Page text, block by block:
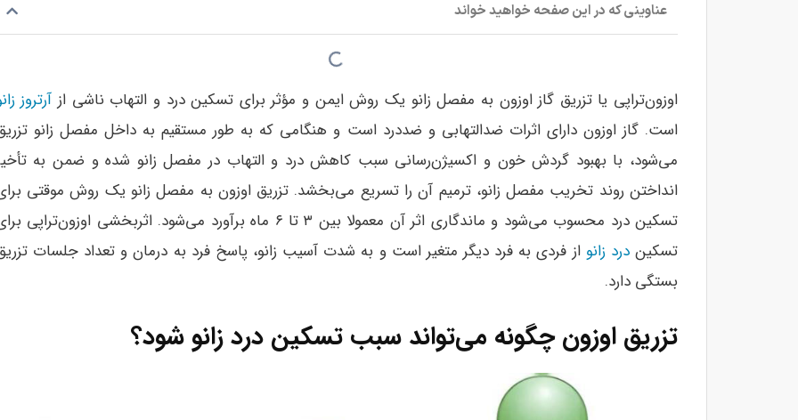
عناوینی که در این صفحه خواهید خواند
اوزون‌تراپی یا تزریق گاز اوزون به مفصل زانو یک روش ایمن و مؤثر برای تسکین درد و التهاب ناشی از آرتروز
است. گاز اوزون دارای اثرات ضدالتهابی و ضددرد است و هنگامی که به طور مستقیم به داخل مفصل زانو
می‌شود، با بهبود گردش خون و اکسیژن‌رسانی سبب کاهش درد و التهاب در مفصل زانو شده و ضمن به
انداختن روند تخریب مفصل زانو، ترمیم آن را تسریع می‌بخشد. تزریق اوزون به مفصل زانو یک روش موقتی
تسکین درد محسوب می‌شود و ماندگاری اثر آن معمولا بین ۳ تا ۶ ماه برآورد می‌شود. اثربخشی اوزون‌تراپی
تسکیندرد زانو از فردی به فرد دیگر متغیر است و به شدت آسیب زانو، پاسخ فرد به درمان و تعداد جلسات
بستگی دارد.
تزریق اوزون چگونه می‌تواند سبب تسکین درد زانو شود؟